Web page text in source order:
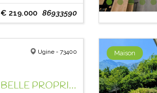
€ 219.000 86933590
Ugine - 73400
BELLE PROPRIETE, ENTRE LACS ET MONTAGNES,
Maison